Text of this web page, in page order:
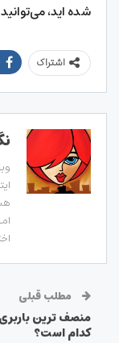
شده‌ اید،
اشتراک
مطلب قبلی
منصف ترین
کدام است؟